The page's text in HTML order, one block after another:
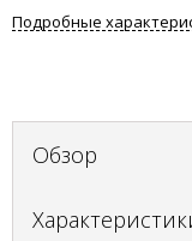
Подробные
Обзор